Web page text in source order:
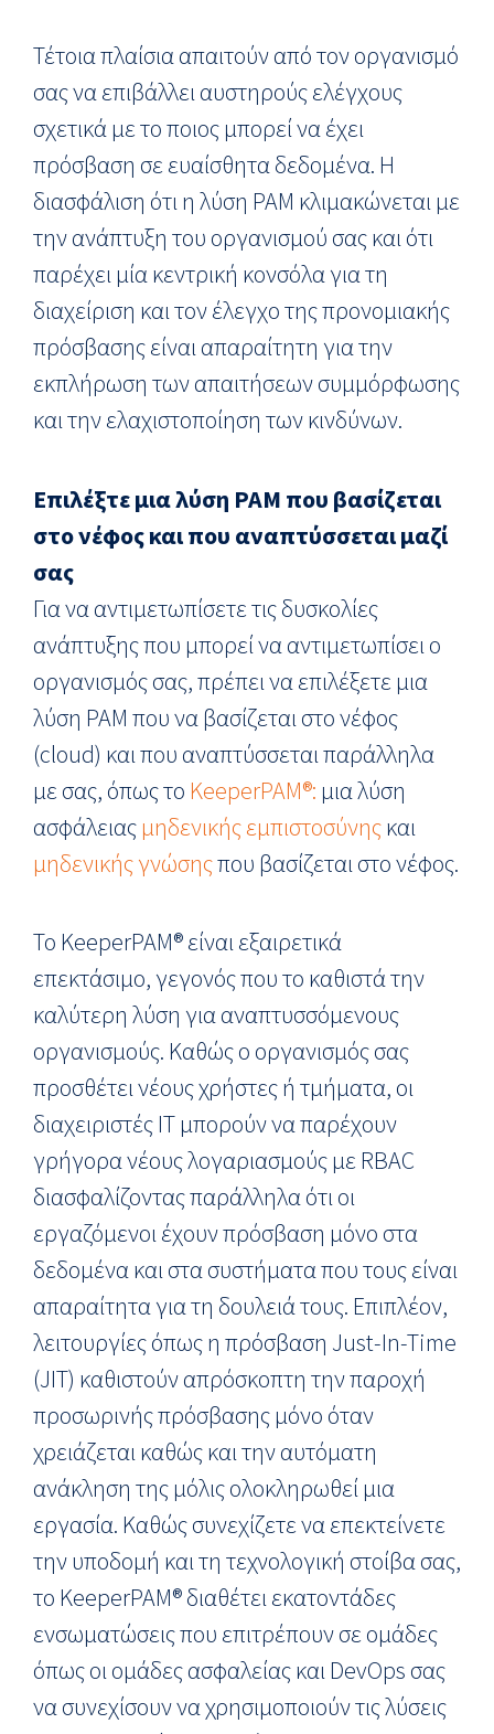
Τέτοια πλαίσια απαιτούν από τον οργανισμό
σας να επιβάλλει αυστηρούς ελέγχους
σχετικά με το ποιος μπορεί να έχει
πρόσβαση σε ευαίσθητα δεδομένα. Η
διασφάλιση ότι η λύση PAM κλιμακώνεται με
την ανάπτυξη του οργανισμού σας και ότι
παρέχει μία κεντρική κονσόλα για τη
διαχείριση και τον έλεγχο της προνομιακής
πρόσβασης είναι απαραίτητη για την
εκπλήρωση των απαιτήσεων συμμόρφωσης
και την ελαχιστοποίηση των κινδύνων.
Επιλέξτε μια λύση PAM που βασίζεται
στο νέφος και που αναπτύσσεται μαζί
σας
Για να αντιμετωπίσετε τις δυσκολίες
ανάπτυξης που μπορεί να αντιμετωπίσει ο
οργανισμός σας, πρέπει να επιλέξετε μια
λύση PAM που να βασίζεται στο νέφος
(cloud) και που αναπτύσσεται παράλληλα
με σας, όπως το KeeperPAM®: μια λύση
ασφάλειας μηδενικής εμπιστοσύνηςκαι
μηδενικής γνώσηςπου βασίζεται στο νέφος.
Το KeeperPAM® είναι εξαιρετικά
επεκτάσιμο, γεγονός που το καθιστά την
καλύτερη λύση για αναπτυσσόμενους
οργανισμούς. Καθώς ο οργανισμός σας
προσθέτει νέους χρήστες ή τμήματα, οι
διαχειριστές IT μπορούν να παρέχουν
γρήγορα νέους λογαριασμούς με RBAC
διασφαλίζοντας παράλληλα ότι οι
εργαζόμενοι έχουν πρόσβαση μόνο στα
δεδομένα και στα συστήματα που τους είναι
απαραίτητα για τη δουλειά τους. Επιπλέον,
λειτουργίες όπως η πρόσβαση Just-In-Time
(JIT) καθιστούν απρόσκοπτη την παροχή
προσωρινής πρόσβασης μόνο όταν
χρειάζεται καθώς και την αυτόματη
ανάκληση της μόλις ολοκληρωθεί μια
εργασία. Καθώς συνεχίζετε να επεκτείνετε
την υποδομή και τη τεχνολογική στοίβα σας,
το KeeperPAM® διαθέτει εκατοντάδες
ενσωματώσεις που επιτρέπουν σε ομάδες
όπως οι ομάδες ασφαλείας και DevOps σας
να συνεχίσουν να χρησιμοποιούν τις λύσεις